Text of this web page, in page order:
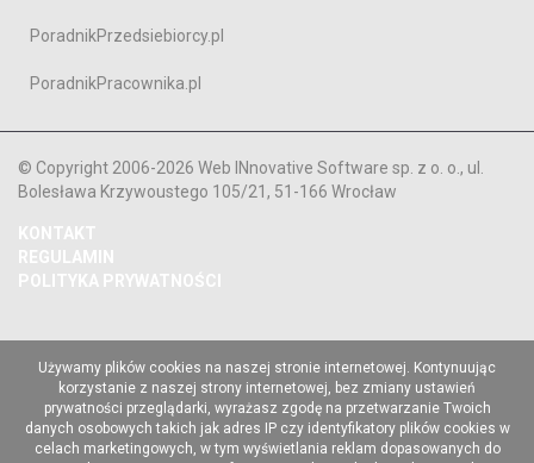
PoradnikPrzedsiebiorcy.pl
PoradnikPracownika.pl
© Copyright 2006-2026 Web INnovative Software sp. z o. o., ul.
Bolesława Krzywoustego 105/21, 51-166 Wrocław
KONTAKT
REGULAMIN
POLITYKA PRYWATNOŚCI
Używamy plików cookies na naszej stronie internetowej. Kontynuując
korzystanie z naszej strony internetowej, bez zmiany ustawień
prywatności przeglądarki, wyrażasz zgodę na przetwarzanie Twoich
danych osobowych takich jak adres IP czy identyfikatory plików cookies w
celach marketingowych, w tym wyświetlania reklam dopasowanych do